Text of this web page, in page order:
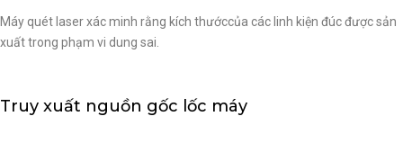
Máy quét laser xác minh rằng kích thướccủa các linh kiện đúc được sản
xuất trong phạm vi dung sai.
Truy xuất nguồn gốc lốc máy